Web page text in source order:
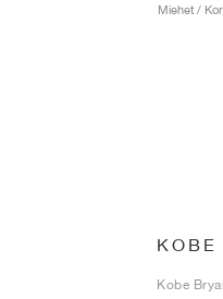
Miehet /
KOBE
Kobe